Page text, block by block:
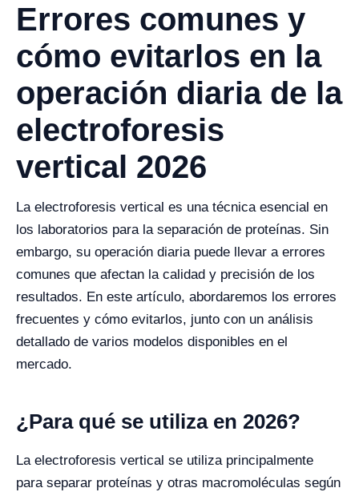
Errores comunes y
cómo evitarlos en la
operación diaria de la
electroforesis
vertical 2026
La electroforesis vertical es una técnica esencial en
los laboratorios para la separación de proteínas. Sin
embargo, su operación diaria puede llevar a errores
comunes que afectan la calidad y precisión de los
resultados. En este artículo, abordaremos los errores
frecuentes y cómo evitarlos, junto con un análisis
detallado de varios modelos disponibles en el
mercado.
¿Para qué se utiliza en 2026?
La electroforesis vertical se utiliza principalmente
para separar proteínas y otras macromoléculas según